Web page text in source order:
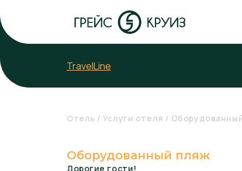
TravelLine
Отель Услуги отеля
Оборудованный пляж
Дорогие гости!